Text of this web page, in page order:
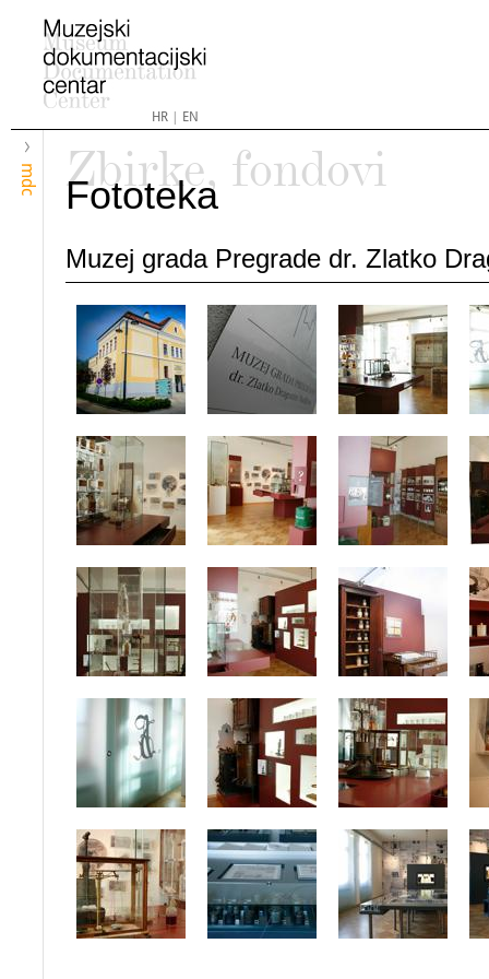
HR| EN
mdc
Zbirke, fondovi
Fototeka
Muzej grada Pregrade dr. Zlatko